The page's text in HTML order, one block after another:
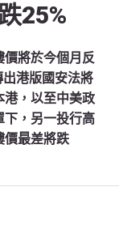
25%
價將於今個月反
港版國安法將
港，以至中美政
下，另一投行高
價最差將跌